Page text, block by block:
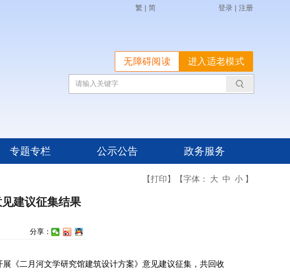
繁 | 简 登录 | 注册
进入适老模式
无障碍阅读
专题专栏 公示公告 政务服务
【打印】 【字体： 大 中 小 】
建议征集结果
分享：
二月河文学研究馆建筑设计方案》意见建议征集，共回收